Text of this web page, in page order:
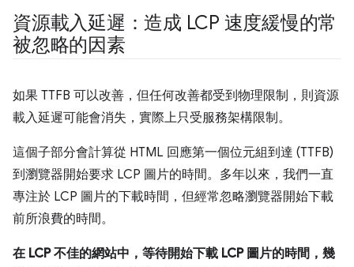
資源載入延遲：造成 LCP 速度緩慢的常
被忽略的因素
如果 TTFB 可以改善，但任何改善都受到物理限制，則資源
載入延遲可能會消失，實際上只受服務架構限制。
這個子部分會計算從 HTML 回應第一個位元組到達 (TTFB)
到瀏覽器開始要求 LCP 圖片的時間。多年以來，我們一直
專注於 LCP 圖片的下載時間，但經常忽略瀏覽器開始下載
前所浪費的時間。
在 LCP 不佳的網站中，等待開始下載 LCP 圖片的時間，幾